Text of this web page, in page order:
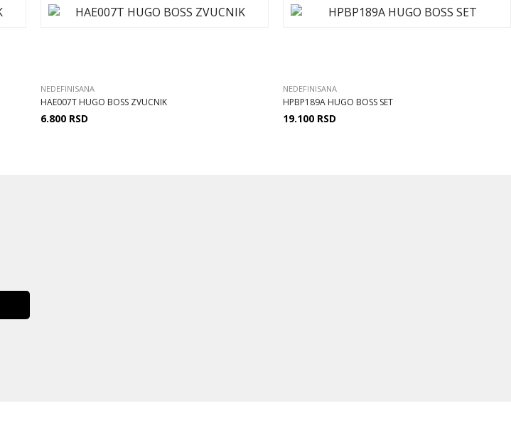
NEDEFINISANA
HAE007T HUGO BOSS ZVUCNIK
6.800 RSD
NEDEFINISANA
HPBP189A HUGO BOSS SET
19.100 RSD